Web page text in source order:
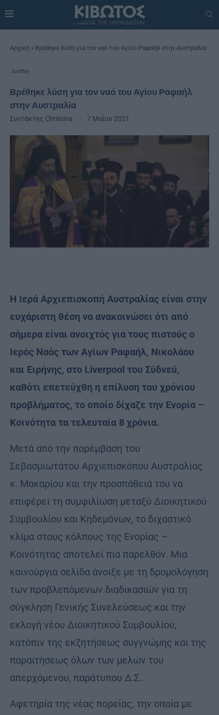
Αρχική » Βρέθηκε λύση για τον ναό του Αγίου Ραφαήλ στην Αυστραλία
Διεθνή
Βρέθηκε λύση για τον ναό του Αγίου Ραφαήλ
στην Αυστραλία
Συντάκτης Christina 7 Μαΐου 2021
Η Ιερά Αρχιεπισκοπή Αυστραλίας είναι στην
ευχάριστη θέση να ανακοινώσει ότι από
σήμερα είναι ανοιχτός για τους πιστούς ο
Ιερός Ναός των Αγίων Ραφαήλ, Νικολάου
και Ειρήνης, στο Liverpool του Σύδνεϋ,
καθότι επετεύχθη η επίλυση του χρόνιου
προβλήματος, το οποίο δίχαζε την Ενορία –
Κοινότητα τα τελευταία 8 χρόνια.
Μετά από την παρέμβαση του
Σεβασμιωτάτου Αρχιεπισκόπου Αυστραλίας
κ. Μακαρίου και την προσπάθειά του να
επιφέρει τη συμφιλίωση μεταξύ Διοικητικού
Συμβουλίου και Κηδεμόνων, το διχαστικό
κλίμα στους κόλπους της Ενορίας –
Κοινότητας αποτελεί πια παρελθόν. Μια
καινούργια σελίδα άνοιξε με τη δρομολόγηση
των προβλεπόμενων διαδικασιών για τη
σύγκληση Γενικής Συνελεύσεως και την
εκλογή νέου Διοικητικού Συμβουλίου,
κατόπιν της εκζητήσεως συγγνώμης και της
παραιτήσεως όλων των μελών του
απερχόμενου, παράτυπου Δ.Σ..
Αφετηρία της νέας πορείας, την οποία με